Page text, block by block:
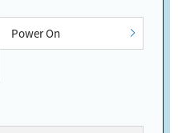
Power On